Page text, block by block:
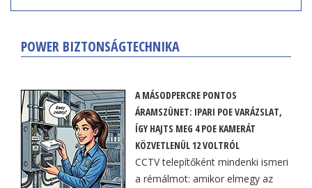
POWER BIZTONSÁGTECHNIKA
A MÁSODPERCRE PONTOS
ÁRAMSZÜNET: IPARI POE VARÁZSLAT,
ÍGY HAJTS MEG 4 POE KAMERÁT
KÖZVETLENÜL 12 VOLTRÓL
CCTV telepítőként mindenki ismeri
a rémálmot: amikor elmegy az